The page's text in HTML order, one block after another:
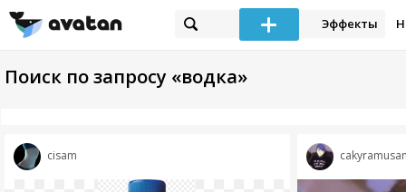
Эффекты
Поиск по запросу «водка»
cisam